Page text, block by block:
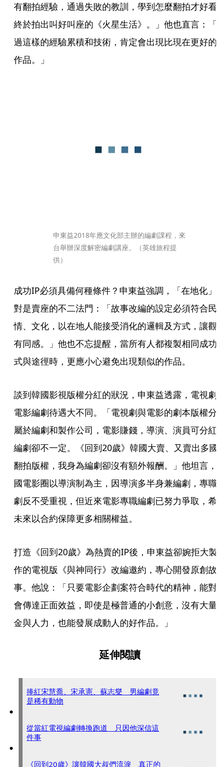
有翻拍經驗，通過失敗的教訓，學到怎麼翻拍才好看
終於拍出叫好叫座的《火星生活》。」他也直言：「
過這樣的經驗累積和技術，肯定會出現比現在更好的
作品。」
申東益2018年應文化部主辦的編劇課程，來
台舉辦深度解密編劇講座。（英雄旅程提
供）
成功IP必須具備何種條件？申東益強調，「在地化」
對是賣座的不二法門：「故事改編的設定必須符合民
情、文化，以在地人能接受消化的邏輯及方式，讓觀
有同感。」他也不忘提醒，當所有人都複製相同成功
式與途徑時，更應小心避免出現類似的作品。
談到韓國影視版權分紅的狀況，申東益透露，電視劇
電影編劇待遇大不同。「電視劇與電影的劇本版權分
屬於編劇和製作公司，電影賺錢，導演、演員可分紅
編劇卻不一定。《回到20歲》韓國大賣、又賣出多國
翻拍版權，我身為編劇卻沒有額外報酬。」他坦言，
國電影圈以導演制為主，因導演多半身兼編劇，專職
劇反不受重視，但近來電影專職編劇已努力爭取，希
未來以合約保障更多相關權益。
打造《回到20歲》為熱賣的IP後，申東益卻婉拒大製
作的電視版《與神同行》改編邀約，專心開發原創故
事。他說：「只要電影企劃案符合時代的精神，能對
會傳達正面效益，即使是極普通的小創意，沒有大量
金與人力，也能發展成動人的好作品。」
延伸閱讀
捧紅宋慧喬、宋承憲、蘇志燮 男編劇竟
是稀有動物
從當紅電視編劇轉換跑道 只因他深信這
件事
《回到20歲》讓韓國大叔們流淚 真正的